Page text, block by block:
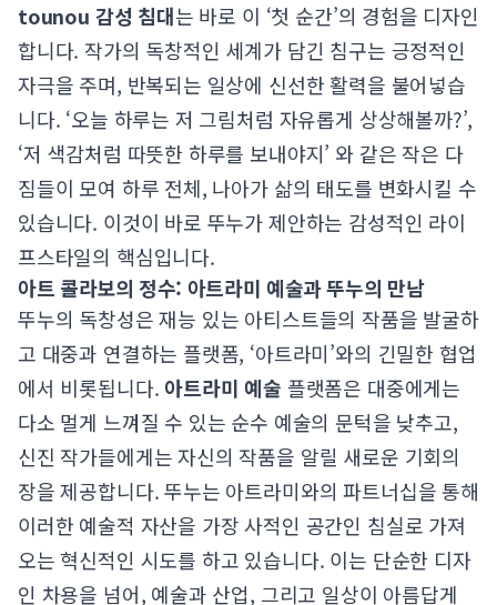
tounou 감성 침대는 바로 이 ‘첫 순간’의 경험을 디자인
합니다. 작가의 독창적인 세계가 담긴 침구는 긍정적인
자극을 주며, 반복되는 일상에 신선한 활력을 불어넣습
니다. ‘오늘 하루는 저 그림처럼 자유롭게 상상해볼까?’,
‘저 색감처럼 따뜻한 하루를 보내야지’ 와 같은 작은 다
짐들이 모여 하루 전체, 나아가 삶의 태도를 변화시킬 수
있습니다. 이것이 바로 뚜누가 제안하는 감성적인 라이
프스타일의 핵심입니다.
아트 콜라보의 정수: 아트라미 예술과 뚜누의 만남
뚜누의 독창성은 재능 있는 아티스트들의 작품을 발굴하
고 대중과 연결하는 플랫폼, ‘아트라미’와의 긴밀한 협업
에서 비롯됩니다. 아트라미 예술 플랫폼은 대중에게는
다소 멀게 느껴질 수 있는 순수 예술의 문턱을 낮추고,
신진 작가들에게는 자신의 작품을 알릴 새로운 기회의
장을 제공합니다. 뚜누는 아트라미와의 파트너십을 통해
이러한 예술적 자산을 가장 사적인 공간인 침실로 가져
오는 혁신적인 시도를 하고 있습니다. 이는 단순한 디자
인 차용을 넘어, 예술과 산업, 그리고 일상이 아름답게